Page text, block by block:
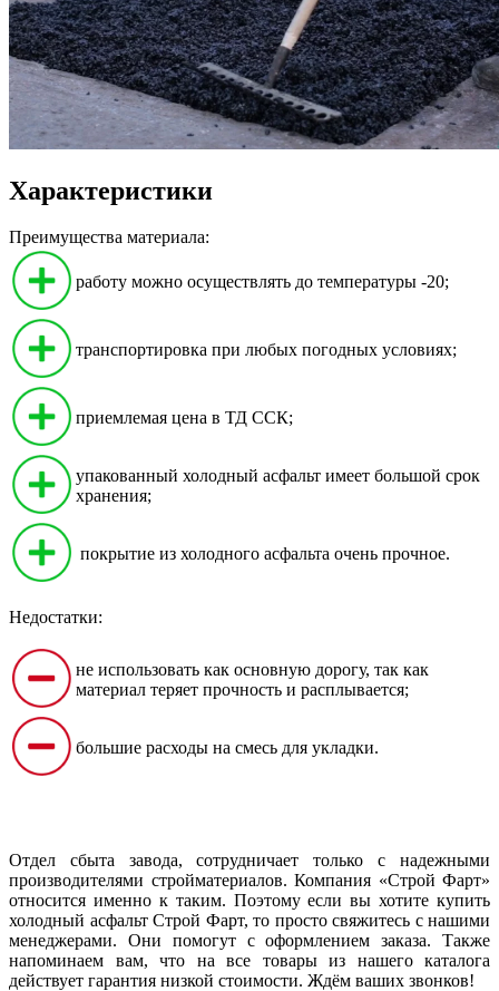
Характеристики
Преимущества материала:
работу можно осуществлять до температуры -20;
транспортировка при любых погодных условиях;
приемлемая цена в ТД ССК;
упакованный холодный асфальт имеет большой срок
хранения;
покрытие из холодного асфальта очень прочное.
Недостатки:
не использовать как основную дорогу, так как
материал теряет прочность и расплывается;
большие расходы на смесь для укладки.
Отдел сбыта завода, сотрудничает только с надежными
производителями стройматериалов. Компания «Строй Фарт»
относится именно к таким. Поэтому если вы хотите купить
холодный асфальт Строй Фарт, то просто свяжитесь с нашими
менеджерами. Они помогут с оформлением заказа. Также
напоминаем вам, что на все товары из нашего каталога
действует гарантия низкой стоимости. Ждём ваших звонков!